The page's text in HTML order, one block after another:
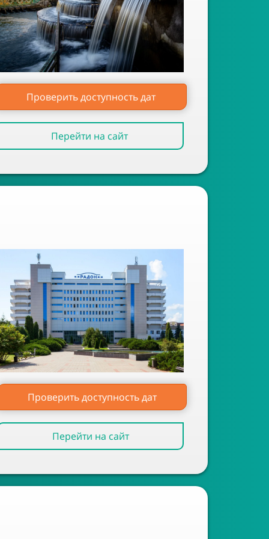
Проверить доступность дат
Перейти на сайт
Проверить доступность дат
Перейти на сайт